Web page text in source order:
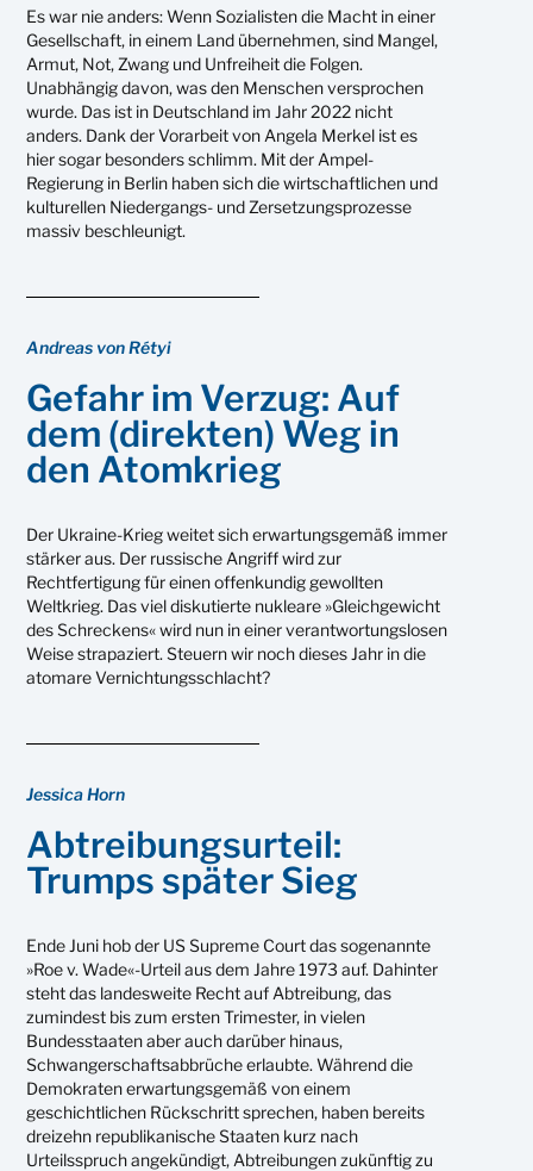
Es war nie anders: Wenn Sozialisten die Macht in einer
Gesellschaft, in einem Land übernehmen, sind Mangel,
Armut, Not, Zwang und Unfreiheit die Folgen.
Unabhängig davon, was den Menschen versprochen
wurde. Das ist in Deutschland im Jahr 2022 nicht
anders. Dank der Vorarbeit von Angela Merkel ist es
hier sogar besonders schlimm. Mit der Ampel-
Regierung in Berlin haben sich die wirtschaftlichen und
kulturellen Niedergangs- und Zersetzungsprozesse
massiv beschleunigt.
Andreas von Rétyi
Gefahr im Verzug: Auf
dem (direkten) Weg in
den Atomkrieg
Der Ukraine-Krieg weitet sich erwartungsgemäß immer
stärker aus. Der russische Angriff wird zur
Rechtfertigung für einen offenkundig gewollten
Weltkrieg. Das viel diskutierte nukleare »Gleichgewicht
des Schreckens« wird nun in einer verantwortungslosen
Weise strapaziert. Steuern wir noch dieses Jahr in die
atomare Vernichtungsschlacht?
Jessica Horn
Abtreibungsurteil:
Trumps später Sieg
Ende Juni hob der US Supreme Court das sogenannte
»Roe v. Wade«-Urteil aus dem Jahre 1973 auf. Dahinter
steht das landesweite Recht auf Abtreibung, das
zumindest bis zum ersten Trimester, in vielen
Bundesstaaten aber auch darüber hinaus,
Schwangerschaftsabbrüche erlaubte. Während die
Demokraten erwartungsgemäß von einem
geschichtlichen Rückschritt sprechen, haben bereits
dreizehn republikanische Staaten kurz nach
Urteilsspruch angekündigt, Abtreibungen zukünftig zu